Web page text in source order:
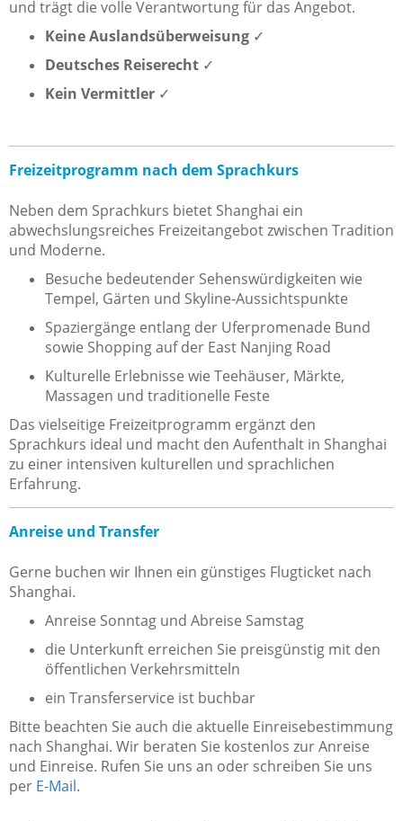
und trägt die volle Verantwortung für das Angebot.
Keine Auslandsüberweisung ✓
Deutsches Reiserecht ✓
Kein Vermittler ✓
Freizeitprogramm nach dem Sprachkurs
Neben dem Sprachkurs bietet Shanghai ein
abwechslungsreiches Freizeitangebot zwischen Tradition
und Moderne.
Besuche bedeutender Sehenswürdigkeiten wie
Tempel, Gärten und Skyline-Aussichtspunkte
Spaziergänge entlang der Uferpromenade Bund
sowie Shopping auf der East Nanjing Road
Kulturelle Erlebnisse wie Teehäuser, Märkte,
Massagen und traditionelle Feste
Das vielseitige Freizeitprogramm ergänzt den
Sprachkurs ideal und macht den Aufenthalt in Shanghai
zu einer intensiven kulturellen und sprachlichen
Erfahrung.
Anreise und Transfer
Gerne buchen wir Ihnen ein günstiges Flugticket nach
Shanghai.
Anreise Sonntag und Abreise Samstag
die Unterkunft erreichen Sie preisgünstig mit den
öffentlichen Verkehrsmitteln
ein Transferservice ist buchbar
Bitte beachten Sie auch die aktuelle Einreisebestimmung
nach Shanghai. Wir beraten Sie kostenlos zur Anreise
und Einreise. Rufen Sie uns an oder schreiben Sie uns
per E-Mail.